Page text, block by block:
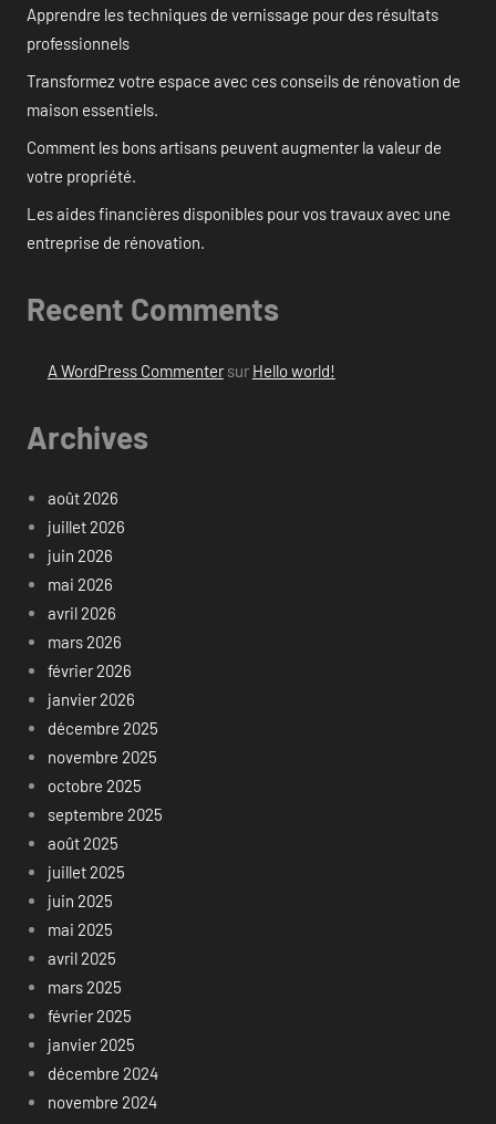
Apprendre les techniques de vernissage pour des résultats
professionnels
Transformez votre espace avec ces conseils de rénovation de
maison essentiels.
Comment les bons artisans peuvent augmenter la valeur de
votre propriété.
Les aides financières disponibles pour vos travaux avec une
entreprise de rénovation.
Recent Comments
A WordPress Commentersur Hello world!
Archives
août 2026
juillet 2026
juin 2026
mai 2026
avril 2026
mars 2026
février 2026
janvier 2026
décembre 2025
novembre 2025
octobre 2025
septembre 2025
août 2025
juillet 2025
juin 2025
mai 2025
avril 2025
mars 2025
février 2025
janvier 2025
décembre 2024
novembre 2024